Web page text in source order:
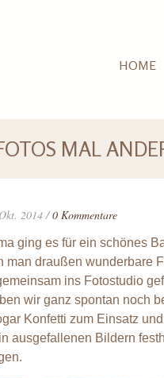
HOME
MAL
2014 /0 Kommentare
ging es für ein schönes
man draußen wunderbare
ins Fotostudio
wir ganz spontan noch
Konfetti zum Einsatz
ausgefallenen Bildern